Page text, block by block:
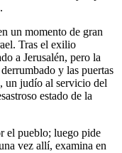
un momento de gran
Tras el exilio
a Jerusalén, pero la
y las puertas
un judío al servicio del
estado de la
el pueblo; luego pide
vez allí, examina en